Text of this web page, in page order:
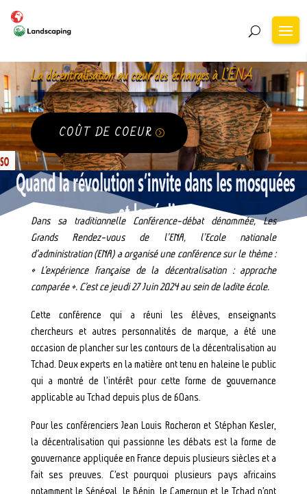
La décentralisation au cœur des échanges à l’ENA
COÛT DE COEUR
Dans sa traditionnelle Conférence-débat dénommée, Les
Grands Rendez-vous de l’ENA, l’Ecole nationale
d’administration (ENA) a organisé une conférence sur le thème :
« L’expérience française de la décentralisation : approche
comparée ». C’est ce jeudi 27 Juin 2024 au sein de ladite école.
Cette conférence qui a réuni les élèves, enseignants
chercheurs et autres personnalités de marque, a été une
occasion de plancher sur les contours de la décentralisation au
Tchad. Deux experts en la matière ont tenu en haleine le public
qui a montré de l’intérêt pour cette forme de gouvernance
applicable au Tchad depuis plus de 60ans.
Pour les conférenciers Jean Louis Rocheron et Stéphan Kesler,
la décentralisation qui passionne les débats est la forme de
gouvernance appliquée en France depuis plusieurs siècles et a
fait ses preuves. C’est pourquoi plusieurs pays africains
notamment le Sénégal, le Bénin, le Cameroun et le Tchad n’ont